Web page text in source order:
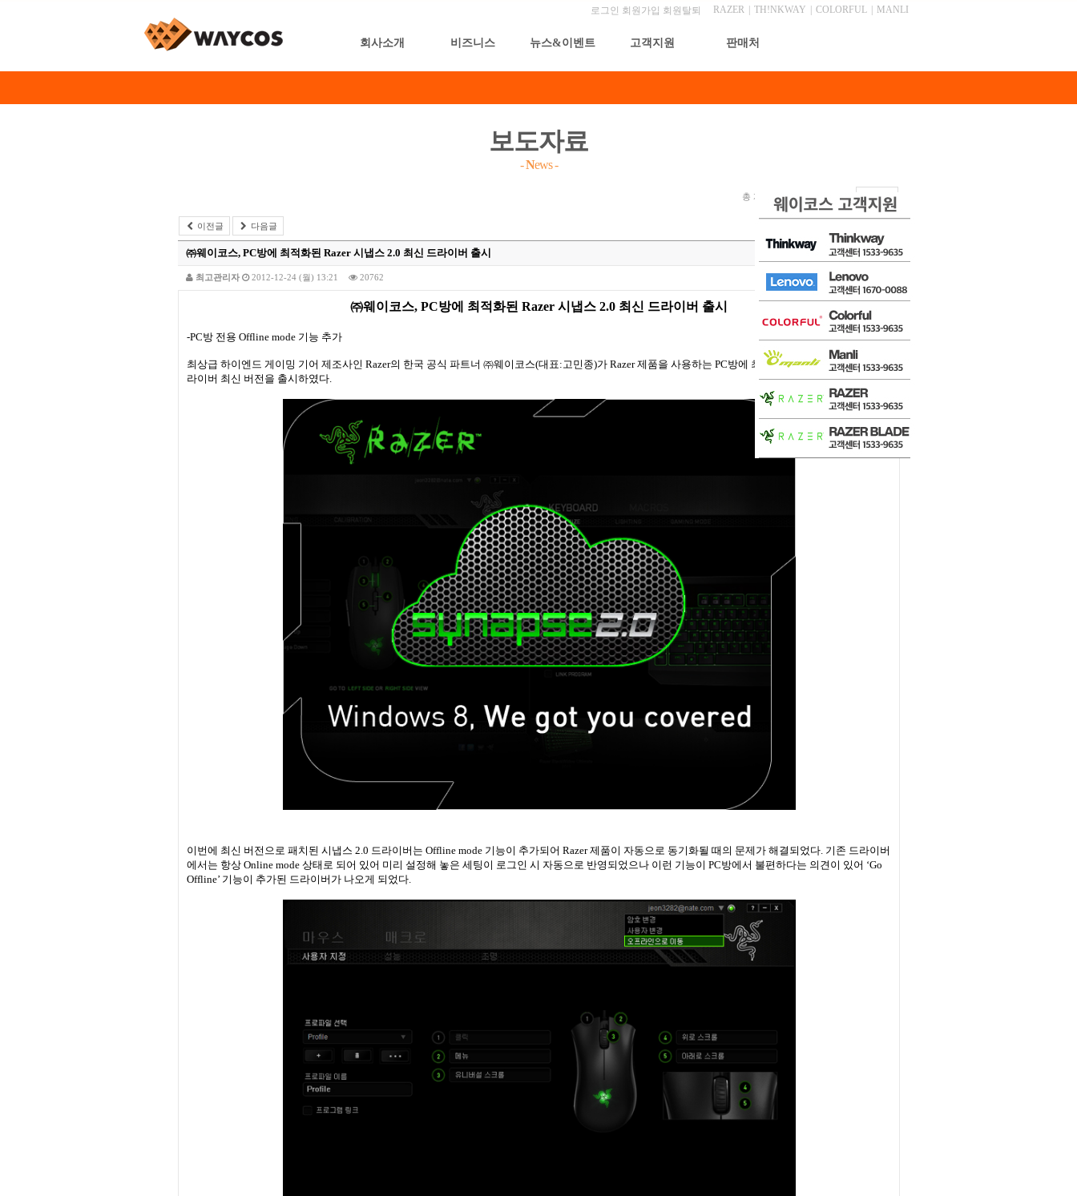
로그인 회원가입 회원탈퇴 MANLI
COLORFUL
TH!NKWAY
RAZER
회사소개 비즈니스 뉴스&이벤트 고객지원 판매처
보도자료
-News-
총 게시물 1,045건, 최근 0 건 안내
이전글 다음글
㈜웨이코스, PC방에 최적화된 Razer 시냅스 2.0 최신 드라이버 출시
최고관리자 2012-12-24 (월) 13:21 20762
㈜웨이코스, PC방에 최적화된 Razer 시냅스 2.0 최신 드라이버 출시
-PC방 전용 Offline mode 기능 추가
최상급 하이엔드 게이밍 기어 제조사인 Razer의 한국 공식 파트너 ㈜웨이코스(대표:고민종)가 Razer제품을 사용하는 PC방에 최적화된Razer 시냅스2.0드
라이버 최신 버전을 출시하였다.
이번에 최신 버전으로 패치된 시냅스 2.0 드라이버는 Offline mode 기능이 추가되어 Razer제품이 자동으로 동기화될 때의 문제가 해결되었다 기존 드라이버
에서는 항상 Online mode 상태로 되어 있어 미리 설정해 놓은 세팅이 로그인 시 자동으로 반영되었으나 이런 기능이 PC방에서 불편하다는 의견이 있어 ‘Go
Offline’ 기능이 추가된 드라이버가 나오게 되었다